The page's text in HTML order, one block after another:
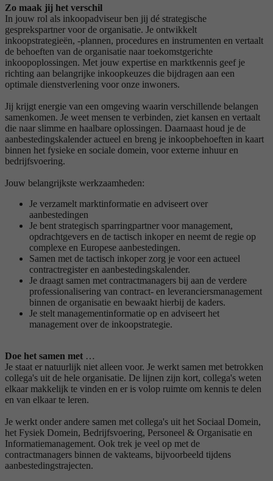
Zo maak jij het verschil
In jouw rol als inkoopadviseur ben jij dé strategische
gesprekspartner voor de organisatie. Je ontwikkelt
inkoopstrategieën, -plannen, procedures en instrumenten en vertaalt
de behoeften van de organisatie naar toekomstgerichte
inkoopoplossingen. Met jouw expertise en marktkennis geef je
richting aan belangrijke inkoopkeuzes die bijdragen aan een
optimale dienstverlening voor onze inwoners.
Jij krijgt energie van een omgeving waarin verschillende belangen
samenkomen. Je weet mensen te verbinden, ziet kansen en vertaalt
die naar slimme en haalbare oplossingen. Daarnaast houd je de
aanbestedingskalender actueel en breng je inkoopbehoeften in kaart
binnen het fysieke en sociale domein, voor externe inhuur en
bedrijfsvoering.
Jouw belangrijkste werkzaamheden:
Je verzamelt marktinformatie en adviseert over
aanbestedingen
Je bent strategisch sparringpartner voor management,
opdrachtgevers en de tactisch inkoper en neemt de regie op
complexe en Europese aanbestedingen.
Samen met de tactisch inkoper zorg je voor een actueel
contractregister en aanbestedingskalender.
Je draagt samen met contractmanagers bij aan de verdere
professionalisering van contract- en leveranciersmanagement
binnen de organisatie en bewaakt hierbij de kaders.
Je stelt managementinformatie op en adviseert het
management over de inkoopstrategie.
Doe het samen met …
Je staat er natuurlijk niet alleen voor. Je werkt samen met betrokken
collega's uit de hele organisatie. De lijnen zijn kort, collega's weten
elkaar makkelijk te vinden en er is volop ruimte om kennis te delen
en van elkaar te leren.
Je werkt onder andere samen met collega's uit het Sociaal Domein,
het Fysiek Domein, Bedrijfsvoering, Personeel & Organisatie en
Informatiemanagement. Ook trek je veel op met de
contractmanagers binnen de vakteams, bijvoorbeeld tijdens
aanbestedingstrajecten.